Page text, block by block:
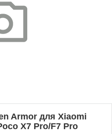
Armor для Xiaomi
X7 Pro/F7 Pro